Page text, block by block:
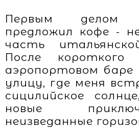
Первым делом
предложил кофе -
часть
После короткого
аэропортовом
улицу, где меня
сицилийское
новые
неизведанные